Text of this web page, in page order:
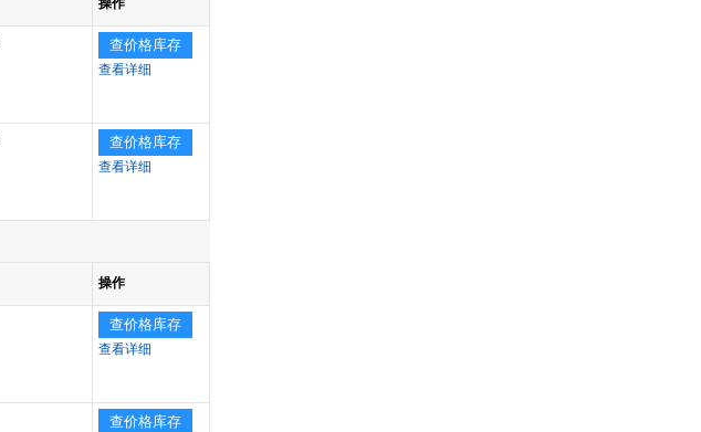
操作
查价格库存
查看详细
查价格库存
查看详细
操作
查价格库存
查看详细
查价格库存